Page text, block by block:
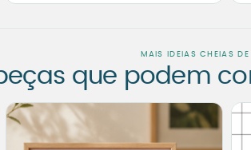
MAIS IDEIAS CHEIAS
que podem